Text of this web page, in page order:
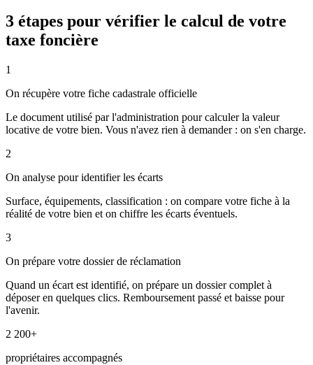
3 étapes pour vérifier le calcul de votre
taxe foncière
1
On récupère votre fiche cadastrale officielle
Le document utilisé par l'administration pour calculer la valeur
locative de votre bien. Vous n'avez rien à demander : on s'en charge.
2
On analyse pour identifier les écarts
Surface, équipements, classification : on compare votre fiche à la
réalité de votre bien et on chiffre les écarts éventuels.
3
On prépare votre dossier de réclamation
Quand un écart est identifié, on prépare un dossier complet à
déposer en quelques clics. Remboursement passé et baisse pour
l'avenir.
2 200+
propriétaires accompagnés